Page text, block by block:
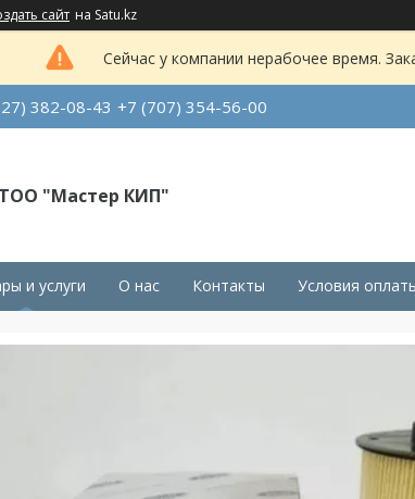
сайт на Satu.kz
Сейчас у компании нерабочее время.
382-08-43 +7 (707) 354-56-00
ТОО "Мастер КИП"
и услуги О нас Контакты Условия